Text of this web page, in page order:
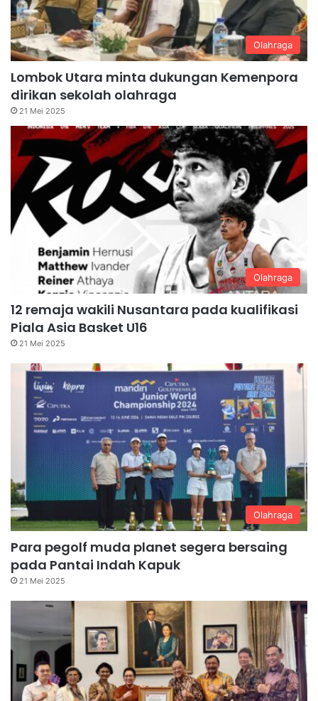
Olahraga
Lombok Utara minta dukungan Kemenpora
dirikan sekolah olahraga
21 Mei 2025
Olahraga
12 remaja wakili Nusantara pada kualifikasi
Piala Asia Basket U16
21 Mei 2025
Olahraga
Para pegolf muda planet segera bersaing
pada Pantai Indah Kapuk
21 Mei 2025